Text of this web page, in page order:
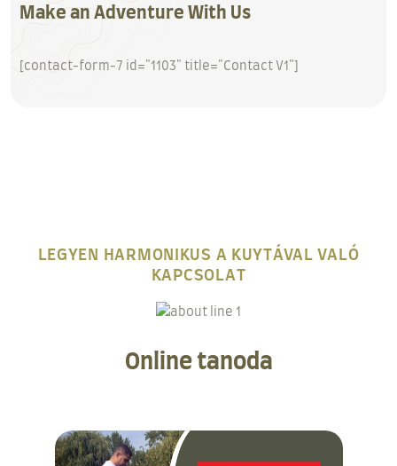
Make an Adventure With Us
[contact-form-7 id="1103" title="Contact V1"]
LEGYEN HARMONIKUS A KUYTÁVAL VALÓ
KAPCSOLAT
Online tanoda